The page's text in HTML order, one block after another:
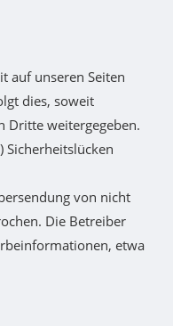
auf unseren Seiten
dies, soweit
Dritte weitergegeben.
von nicht
Die Betreiber
etwa